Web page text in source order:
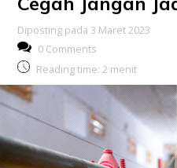
Diposting pada 3 Maret 2023
0 Comments
Reading time: 2 menit